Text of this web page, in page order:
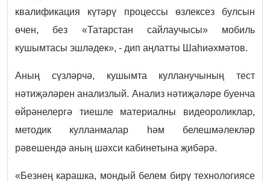
квалификация күтәрү процессы өзлексез булсын
өчен, без «Татарстан сайлаучысы» мобиль
кушымтасы эшләдек», - дип аңлатты Шаһиәхмәтов.
Аның сүзләрчә, кушымта кулланучының тест
нәтиҗәләрен анализлый. Анализ нәтиҗәләре буенча
өйрәнелергә тиешле материалны видеороликлар,
методик кулланмалар һәм белешмәлекләр
рәвешендә аның шәхси кабинетына җибәрә.
«Безнең карашка, мондый белем бирү технологиясе